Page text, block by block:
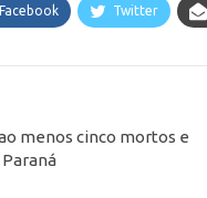
Facebook Twitter
menos cinco mortos e